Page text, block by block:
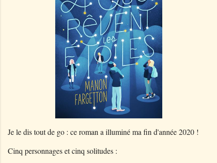
Je le dis tout de go : ce roman a illuminé ma fin d'année 2020 !
Cinq personnages et cinq solitudes :